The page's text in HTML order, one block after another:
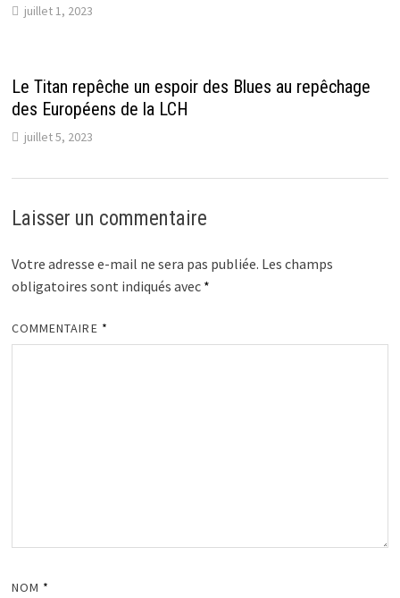
juillet 1, 2023
Le Titan repêche un espoir des Blues au repêchage
des Européens de la LCH
juillet 5, 2023
Laisser un commentaire
Votre adresse e-mail ne sera pas publiée. Les champs
obligatoires sont indiqués avec *
COMMENTAIRE *
NOM *